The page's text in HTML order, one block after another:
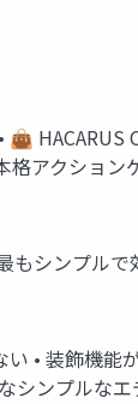
👜
アクション
シンプル
• 装飾機能
シンプルな